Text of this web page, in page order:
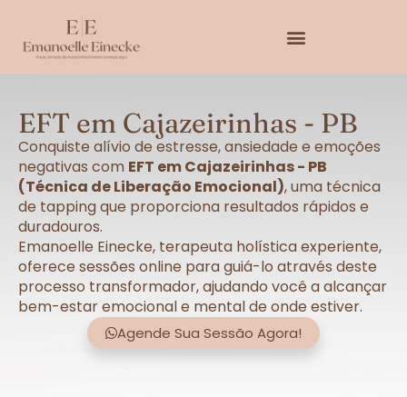
EFT em Cajazeirinhas - PB
Conquiste alívio de estresse, ansiedade e emoções
negativas com EFT em Cajazeirinhas - PB
(Técnica de Liberação Emocional), uma técnica
de tapping que proporciona resultados rápidos e
duradouros.
Emanoelle Einecke, terapeuta holística experiente,
oferece sessões online para guiá-lo através deste
processo transformador, ajudando você a alcançar
bem-estar emocional e mental de onde estiver.
Agende Sua Sessão Agora!